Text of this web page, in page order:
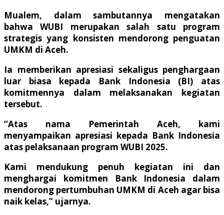
Mualem, dalam sambutannya mengatakan
bahwa WUBI merupakan salah satu program
strategis yang konsisten mendorong penguatan
UMKM di Aceh.
Ia memberikan apresiasi sekaligus penghargaan
luar biasa kepada Bank Indonesia (BI) atas
komitmennya dalam melaksanakan kegiatan
tersebut.
“Atas nama Pemerintah Aceh, kami
menyampaikan apresiasi kepada Bank Indonesia
atas pelaksanaan program WUBI 2025.
Kami mendukung penuh kegiatan ini dan
menghargai komitmen Bank Indonesia dalam
mendorong pertumbuhan UMKM di Aceh agar bisa
naik kelas,” ujarnya.